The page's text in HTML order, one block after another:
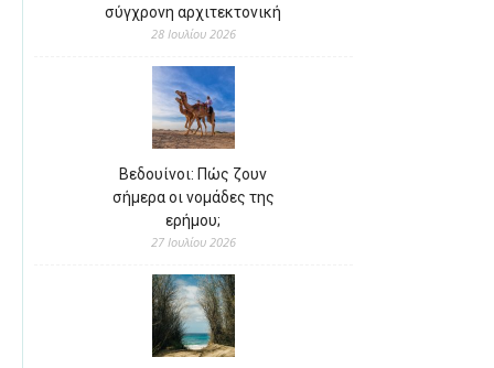
σύγχρονη αρχιτεκτονική
28 Ιουλίου 2026
Βεδουίνοι: Πώς ζουν
σήμερα οι νομάδες της
ερήμου;
27 Ιουλίου 2026